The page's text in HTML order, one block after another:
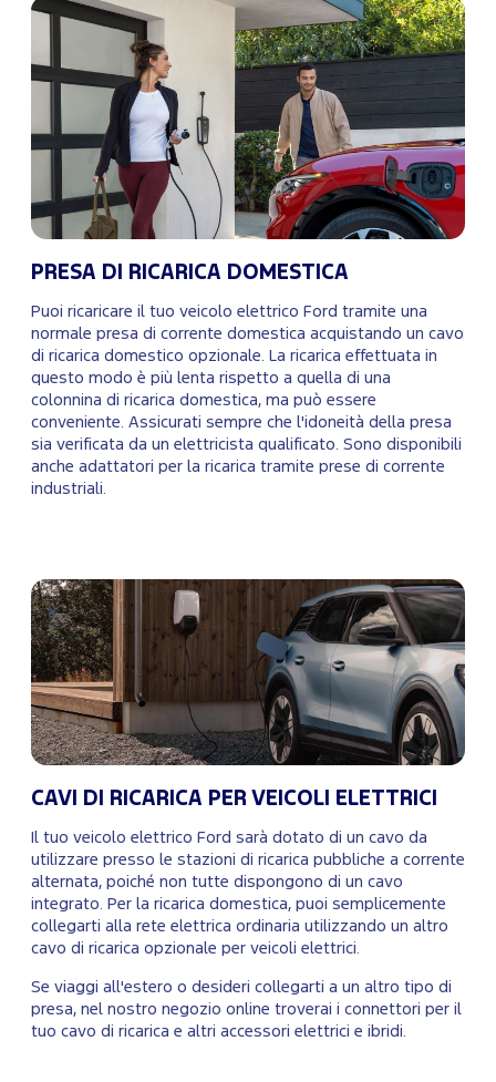
PRESA DI RICARICA DOMESTICA
Puoi ricaricare il tuo veicolo elettrico Ford tramite una
normale presa di corrente domestica acquistando un cavo
di ricarica domestico opzionale. La ricarica effettuata in
questo modo è più lenta rispetto a quella di una
colonnina di ricarica domestica, ma può essere
conveniente. Assicurati sempre che l'idoneità della presa
sia verificata da un elettricista qualificato. Sono disponibili
anche adattatori per la ricarica tramite prese di corrente
industriali.
CAVI DI RICARICA PER VEICOLI ELETTRICI
Il tuo veicolo elettrico Ford sarà dotato di un cavo da
utilizzare presso le stazioni di ricarica pubbliche a corrente
alternata, poiché non tutte dispongono di un cavo
integrato. Per la ricarica domestica, puoi semplicemente
collegarti alla rete elettrica ordinaria utilizzando un altro
cavo di ricarica opzionale per veicoli elettrici.
Se viaggi all'estero o desideri collegarti a un altro tipo di
presa, nel nostro negozio online troverai i connettori per il
tuo cavo di ricarica e altri accessori elettrici e ibridi.